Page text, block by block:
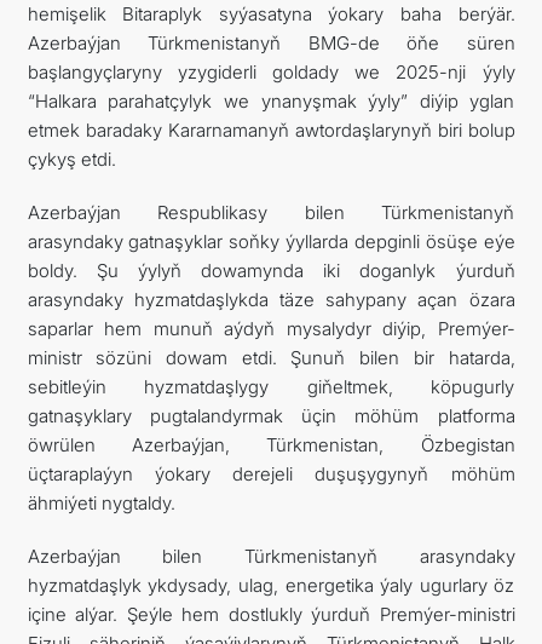
hemişelik Bitaraplyk syýasatyna ýokary baha berýär.
Azerbaýjan Türkmenistanyň BMG-de öňe süren
başlangyçlaryny yzygiderli goldady we 2025-nji ýyly
“Halkara parahatçylyk we ynanyşmak ýyly” diýip yglan
etmek baradaky Kararnamanyň awtordaşlarynyň biri bolup
çykyş etdi.
Azerbaýjan Respublikasy bilen Türkmenistanyň
arasyndaky gatnaşyklar soňky ýyllarda depginli ösüşe eýe
boldy. Şu ýylyň dowamynda iki doganlyk ýurduň
arasyndaky hyzmatdaşlykda täze sahypany açan özara
saparlar hem munuň aýdyň mysalydyr diýip, Premýer-
ministr sözüni dowam etdi. Şunuň bilen bir hatarda,
sebitleýin hyzmatdaşlygy giňeltmek, köpugurly
gatnaşyklary pugtalandyrmak üçin möhüm platforma
öwrülen Azerbaýjan, Türkmenistan, Özbegistan
üçtaraplaýyn ýokary derejeli duşuşygynyň möhüm
ähmiýeti nygtaldy.
Azerbaýjan bilen Türkmenistanyň arasyndaky
hyzmatdaşlyk ykdysady, ulag, energetika ýaly ugurlary öz
içine alýar. Şeýle hem dostlukly ýurduň Premýer-ministri